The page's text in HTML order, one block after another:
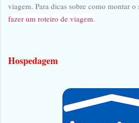
viagem. Para dicas sobre como montar o
fazer um roteiro de viagem.
Hospedagem